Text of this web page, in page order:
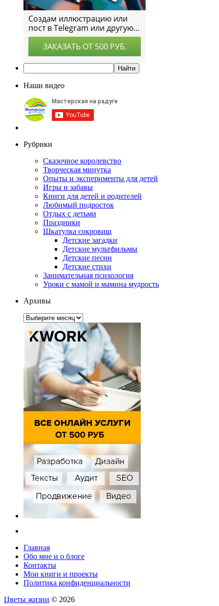
Наши видео
Рубрики
Сказочное королевство
Творческая минутка
Опыты и эксперименты для детей
Игры и забавы
Книги для детей и родителей
Любимый подросток
Отдых с детьми
Праздники
Шкатулка сокровищ
Детские загадки
Детские мультфильмы
Детские песни
Детские стихи
Занимательная психология
Уроки с мамой и мамина мудрость
Архивы
Архивы
Главная
Обо мне и о блоге
Контакты
Мои книги и проекты
Политика конфиденциальности
Цветы жизни © 2026